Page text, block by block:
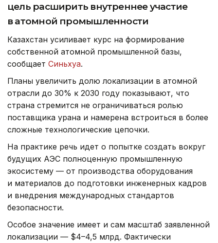
цель расширить внутреннее участие
в атомной промышленности
Казахстан усиливает курс на формирование
собственной атомной промышленной базы,
сообщает Синьхуа.
Планы увеличить долю локализации в атомной
отрасли до 30% к 2030 году показывают, что
страна стремится не ограничиваться ролью
поставщика урана и намерена встроиться в более
сложные технологические цепочки.
На практике речь идет о попытке создать вокруг
будущих АЭС полноценную промышленную
экосистему — от производства оборудования
и материалов до подготовки инженерных кадров
и внедрения международных стандартов
безопасности.
Особое значение имеет и сам масштаб заявленной
локализации — $4–4,5 млрд. Фактически